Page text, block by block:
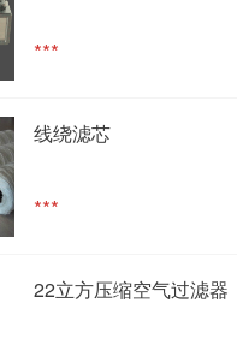
***
线绕滤芯
***
22立方压缩空气过滤器